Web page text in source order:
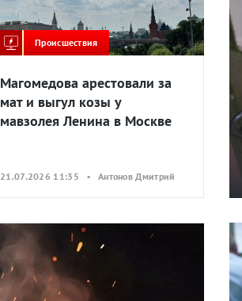
Происшествия
Магомедова арестовали за
мат и выгул козы у
мавзолея Ленина в Москве
21.07.2026 11:35 • Антонов Дмитрий